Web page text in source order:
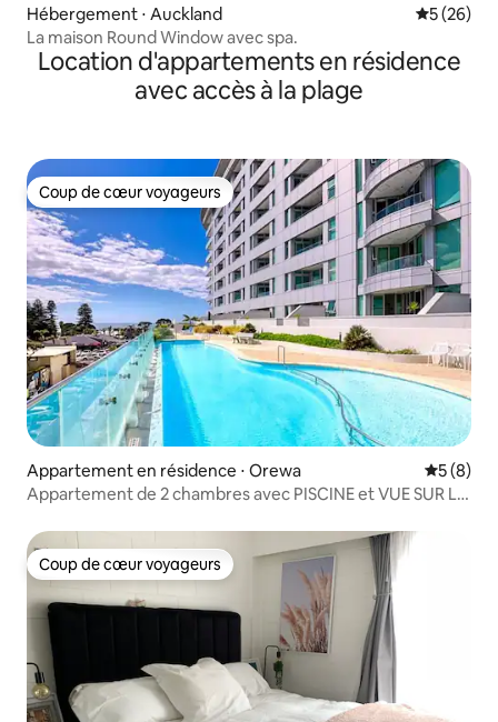
Hébergement ⋅ Auckland
5 (26)
La maison Round Window avec spa.
Location d'appartements en résidence
avec accès à la plage
Coup de cœur voyageurs
Coup de cœur voyageurs
Appartement en résidence ⋅ Orewa
5 (8)
Appartement de 2 chambres avec PISCINE et VUE SUR LA
Coup de cœur voyageurs
Coup de cœur voyageurs